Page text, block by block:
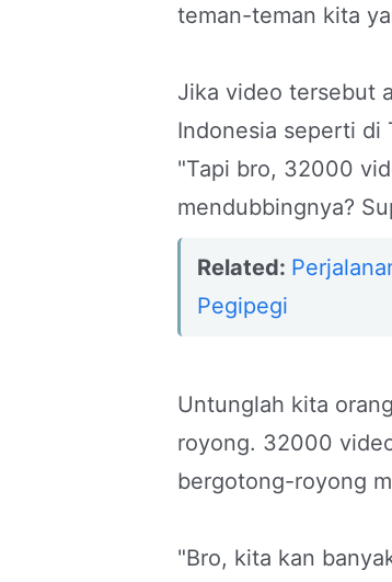
teman-teman kita
Jika video tersebut
Indonesia seperti di
"Tapi bro, 32000
mendubbingnya?
Related:
Pegipegi
Untunglah kita
royong. 32000
bergotong-royong
"Bro, kita kan